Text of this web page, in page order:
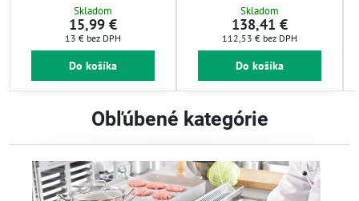
Skladom
15,99 €
13 € bez DPH
Do košíka
Skladom
138,41 €
112,53 € bez DPH
Do košíka
Obľúbené kategórie